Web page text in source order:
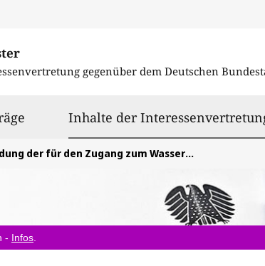
gegenüber dem Deutschen
Inhalte der
für den Zugang zum Wasserstoff-Kernnetz zu erhebenden Netzentgelte und zur Einrichtung eines Amortisationsmechanismus
- Infos